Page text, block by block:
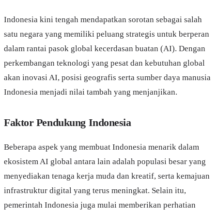
Indonesia kini tengah mendapatkan sorotan sebagai salah
satu negara yang memiliki peluang strategis untuk berperan
dalam rantai pasok global kecerdasan buatan (AI). Dengan
perkembangan teknologi yang pesat dan kebutuhan global
akan inovasi AI, posisi geografis serta sumber daya manusia
Indonesia menjadi nilai tambah yang menjanjikan.
Faktor Pendukung Indonesia
Beberapa aspek yang membuat Indonesia menarik dalam
ekosistem AI global antara lain adalah populasi besar yang
menyediakan tenaga kerja muda dan kreatif, serta kemajuan
infrastruktur digital yang terus meningkat. Selain itu,
pemerintah Indonesia juga mulai memberikan perhatian